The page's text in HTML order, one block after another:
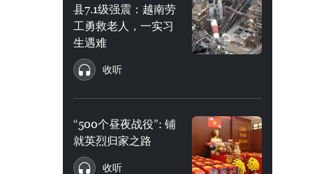
县7.1级强震：越南劳
工勇救老人，一实习
生遇难
收听
“500个昼夜战役”: 铺
就英烈归家之路
收听